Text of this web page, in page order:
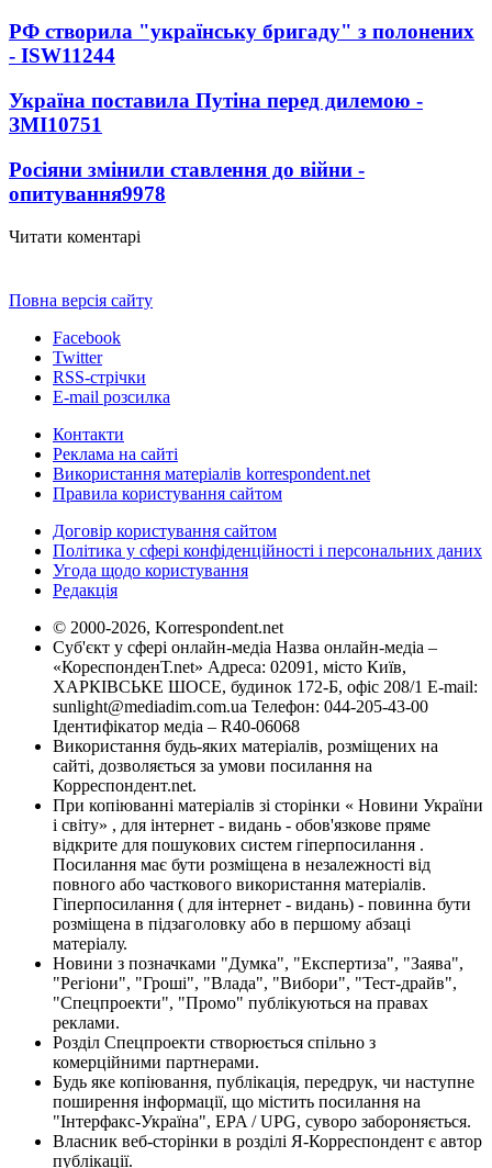
РФ створила "українську бригаду" з полонених
- ISW11244
Україна поставила Путіна перед дилемою -
ЗМІ10751
Росіяни змінили ставлення до війни -
опитування9978
Читати коментарі
Повна версія сайту
Facebook
Twitter
RSS-стрічки
E-mail розсилка
Контакти
Реклама на сайті
Використання матеріалів korrespondent.net
Правила користування сайтом
Договір користування сайтом
Політика у сфері конфіденційності і персональних даних
Угода щодо користування
Редакція
© 2000-2026, Korrespondent.net
Суб'єкт у сфері онлайн-медіа Назва онлайн-медіа –
«КореспонденТ.net» Адреса: 02091, місто Київ,
ХАРКІВСЬКЕ ШОСЕ, будинок 172-Б, офіс 208/1 E-mail:
sunlight@mediadim.com.ua Телефон: 044-205-43-00
Ідентифікатор медіа – R40-06068
Використання будь-яких матеріалів, розміщених на
сайті, дозволяється за умови посилання на
Корреспондент.net.
При копіюванні матеріалів зі сторінки « Новини України
і світу» , для інтернет - видань - обов'язкове пряме
відкрите для пошукових систем гіперпосилання .
Посилання має бути розміщена в незалежності від
повного або часткового використання матеріалів.
Гіперпосилання ( для інтернет - видань) - повинна бути
розміщена в підзаголовку або в першому абзаці
матеріалу.
Новини з позначками "Думка", "Експертиза", "Заява",
"Регіони", "Гроші", "Влада", "Вибори", "Тест-драйв",
"Спецпроекти", "Промо" публікуються на правах
реклами.
Розділ Спецпроекти створюється спільно з
комерційними партнерами.
Будь яке копіювання, публікація, передрук, чи наступне
поширення інформації, що містить посилання на
"Інтерфакс-Україна", EPA / UPG, суворо забороняється.
Власник веб-сторінки в розділі Я-Корреспондент є автор
публікації.